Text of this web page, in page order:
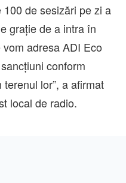
de sesizări pe zi a
grație de a intra în
adresa ADI Eco
conform
lor”, a afirmat
local de radio.